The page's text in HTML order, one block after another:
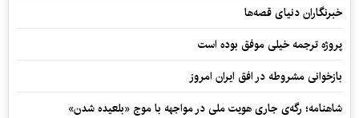
خبرنگاران دنیای قصه‌ها
پروژه ترجمه خیلی موفق بوده است
بازخوانی مشروطه در افق ایران امروز
شاهنامه؛ رگه‌ی جاری هویت ملی در مواجهه با موج «بلعیده شدن»